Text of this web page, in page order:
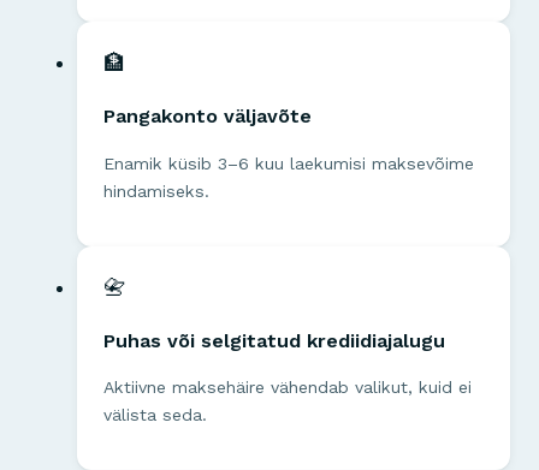
🏦
Pangakonto väljavõte
Enamik küsib 3–6 kuu laekumisi maksevõime
hindamiseks.
📇
Puhas või selgitatud krediidiajalugu
Aktiivne maksehäire vähendab valikut, kuid ei
välista seda.